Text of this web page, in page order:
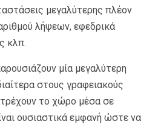
μεγαλύτερης πλέον
λήψεων, εφεδρικά
κλπ.
μία μεγαλύτερη
στους γραφειακούς
το χώρο μέσα σε
ουσιαστικά εμφανή ώστε να